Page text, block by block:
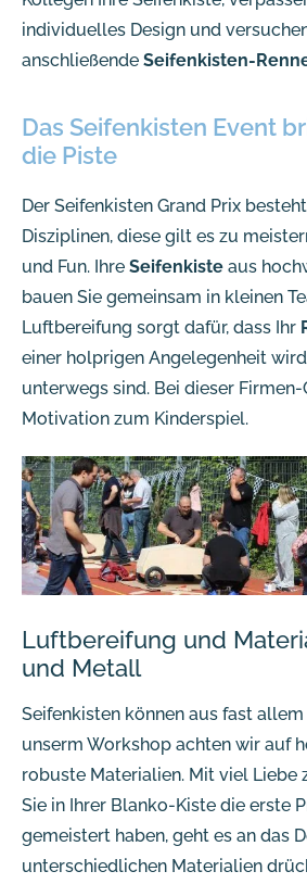
individuelles Design und
anschließende Seifenkisten-
Das Seifenkisten Event
die Piste
Der Seifenkisten Grand Prix
Disziplinen, diese gilt es zu
und Fun. Ihre Seifenkiste aus
bauen Sie gemeinsam in kleinen
Luftbereifung sorgt dafür, dass Ihr
einer holprigen Angelegenheit
unterwegs sind. Bei dieser
Motivation zum Kinderspiel.
Luftbereifung und
und Metall
Seifenkisten können aus fast
unserm Workshop achten wir auf
robuste Materialien. Mit viel Liebe
Sie in Ihrer Blanko-Kiste die erste
gemeistert haben, geht es an das
unterschiedlichen Materialien